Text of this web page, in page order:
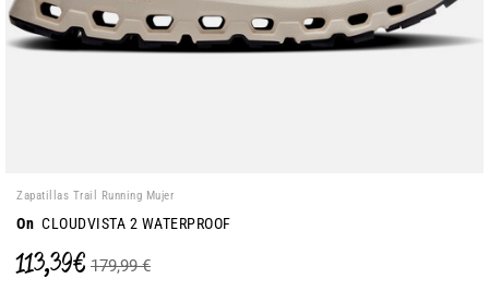
Zapatillas Trail Running Mujer
On CLOUDVISTA 2 WATERPROOF
113,39 € 179,99 €